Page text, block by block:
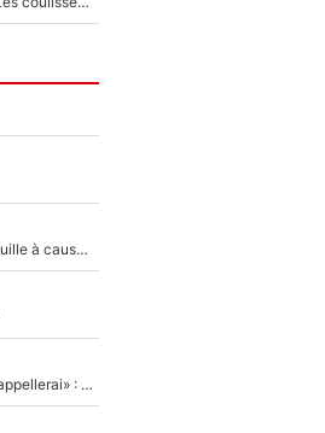
«Détester à vie», Stéphane Guy dans une embrouille à cause du PSG !
Mercato - OM - «Dès que je prends un club, je t’appellerai» : La promesse de Marcelino au moment de claquer la porte